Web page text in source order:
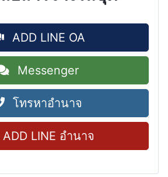
ADD LINE OA
Messenger
โทรหาอำนาจ
ADD LINE อำนาจ